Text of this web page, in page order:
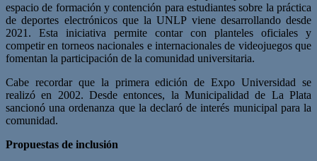
espacio de formación y contención para estudiantes sobre la práctica
de deportes electrónicos que la UNLP viene desarrollando desde
2021. Esta iniciativa permite contar con planteles oficiales y
competir en torneos nacionales e internacionales de videojuegos que
fomentan la participación de la comunidad universitaria.
Cabe recordar que la primera edición de Expo Universidad se
realizó en 2002. Desde entonces, la Municipalidad de La Plata
sancionó una ordenanza que la declaró de interés municipal para la
comunidad.
Propuestas de inclusión